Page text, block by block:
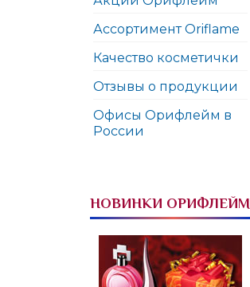
Ассортимент Oriflame
Качество косметички
Отзывы о продукции
Офисы Орифлейм в
России
НОВИНКИ ОРИФЛЕЙМ